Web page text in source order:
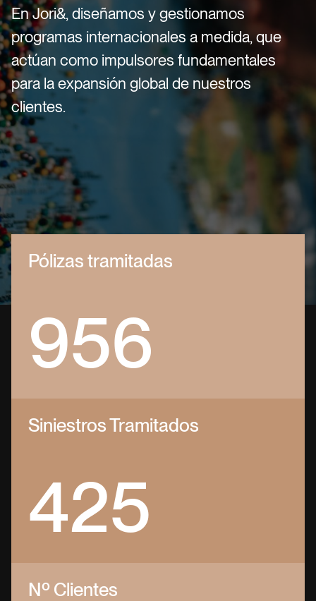
EnJori&,diseñamos ygestionamos
programas internacionales a medida,que
actúan como impulsores fundamentales
para laexpansión global de nuestros
clientes.
Pólizas tramitadas
956
Siniestros Tramitados
425
Nº Clientes